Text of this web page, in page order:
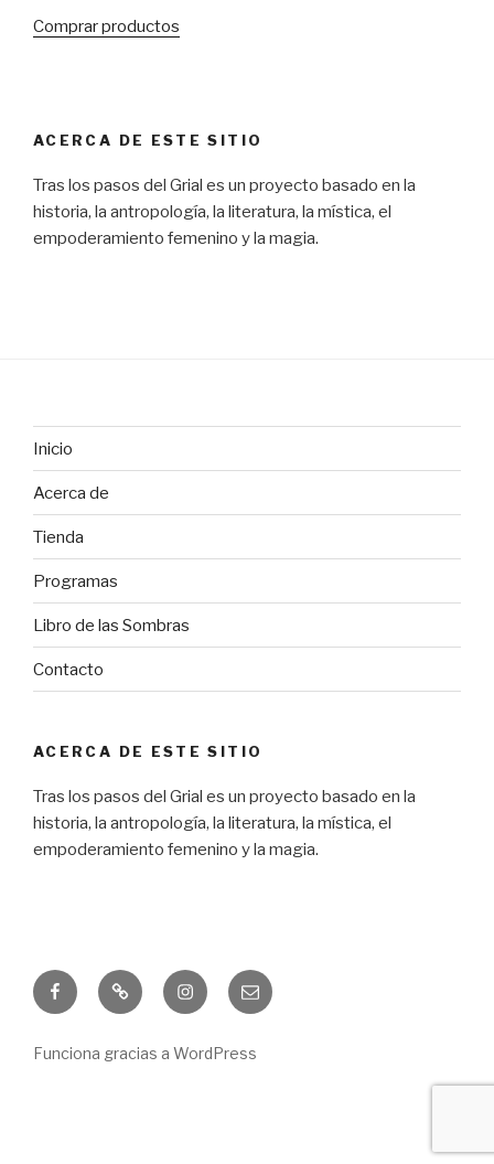
Comprar productos
ACERCA DE ESTE SITIO
Tras los pasos del Grial es un proyecto basado en la
historia, la antropología, la literatura, la mística, el
empoderamiento femenino y la magia.
Inicio
Acerca de
Tienda
Programas
Libro de las Sombras
Contacto
ACERCA DE ESTE SITIO
Tras los pasos del Grial es un proyecto basado en la
historia, la antropología, la literatura, la mística, el
empoderamiento femenino y la magia.
FacebookFreebie InstagramCorreo
electrónico
Funciona gracias a WordPress